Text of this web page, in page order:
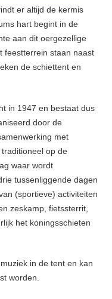
er altijd de kermis
hart begint in de
aan dit oergezellige
feestterrein staan naast
de schiettent en
in 1947 en bestaat dus
door de
met
op de
waar wordt
tussenliggende dagen
(sportieve) activiteiten
zeskamp, fietssterrit,
het koningsschieten
in de tent en kan
worden.